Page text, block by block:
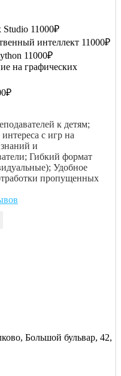
Studio 11000₽
интеллект 11000₽
11000₽
на графических
к детям;
с игр на
и
Гибкий формат
Удобное
пропущенных
Большой бульвар, 42,